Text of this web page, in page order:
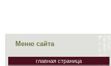
Меню сайта
главная страница